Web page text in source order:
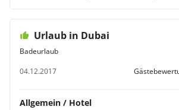
Urlaub in Dubai
Badeurlaub
04.12.2017
Allgemein / Hotel